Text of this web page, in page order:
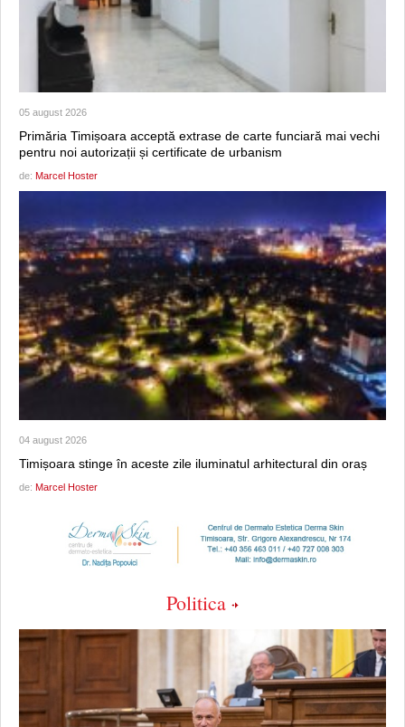
05 august 2026
Primăria Timișoara acceptă extrase de carte funciară mai vechi
pentru noi autorizații și certificate de urbanism
de: Marcel Hoster
04 august 2026
Timișoara stinge în aceste zile iluminatul arhitectural din oraș
de: Marcel Hoster
Politica